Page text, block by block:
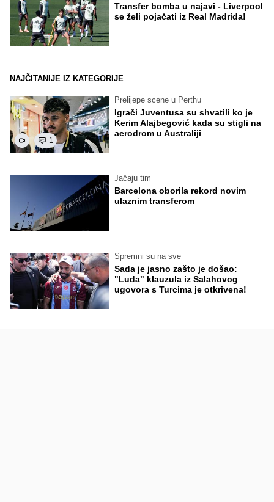
Transfer bomba u najavi - Liverpool
se želi pojačati iz Real Madrida!
NAJČITANIJE IZ KATEGORIJE
1
Prelijepe scene u Perthu
Igrači Juventusa su shvatili ko je
Kerim Alajbegović kada su stigli na
aerodrom u Australiji
Jačaju tim
Barcelona oborila rekord novim
ulaznim transferom
Spremni su na sve
Sada je jasno zašto je došao:
"Luda" klauzula iz Salahovog
ugovora s Turcima je otkrivena!